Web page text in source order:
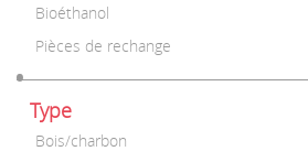
Bioéthanol
Pièces de rechange
Type
Bois/charbon